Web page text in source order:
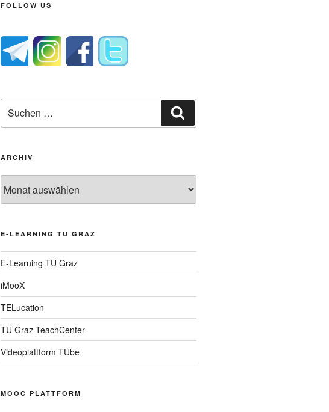
FOLLOW US
nach:
ARCHIV
E-LEARNING TU GRAZ
E-Learning TU Graz
iMooX
TELucation
TU Graz TeachCenter
Videoplattform TUbe
MOOC PLATTFORM